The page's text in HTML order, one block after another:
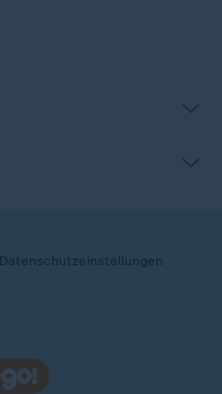
Datenschutzeinstellungen